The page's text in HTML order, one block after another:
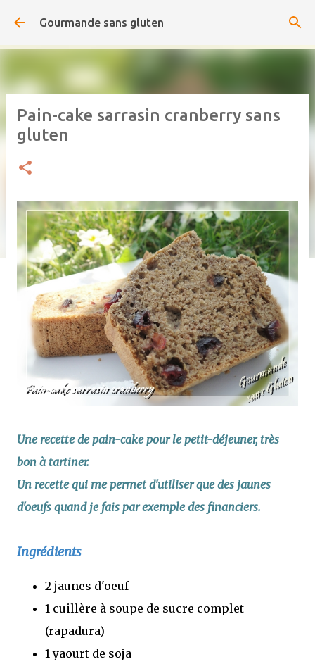
Accéder au contenu principal
Gourmande sans gluten
Pain-cake sarrasin cranberry sans
gluten
Une recette de pain-cake pour le petit-déjeuner, très
bon à tartiner.
Un recette qui me permet d'utiliser que des jaunes
d'oeufs quand je fais par exemple des financiers.
Ingrédients
2 jaunes d'oeuf
1 cuillère à soupe de sucre complet
(rapadura)
1 yaourt de soja